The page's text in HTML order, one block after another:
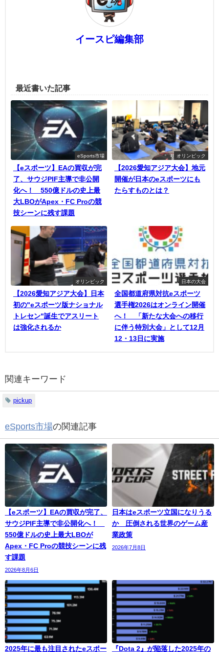
イースピ編集部
最近書いた記事
eSports市場
【eスポーツ】EAの買収が完
了、サウジPIF主導で非公開
化へ！ 550億ドルの史上最
大LBOがApex・FC Proの競
技シーンに残す課題
オリンピック
【2026愛知アジア大会】地元
開催が日本のeスポーツにも
たらすものとは？
オリンピック
【2026愛知アジア大会】日本
初の"eスポーツ版ナショナル
トレセン"誕生でアスリート
は強化されるか
日本の大会
全国都道府県対抗eスポーツ
選手権2026はオンライン開催
へ！ 「新たな大会への移行
に伴う特別大会」として12月
12・13日に実施
関連キーワード
pickup
eSports市場の関連記事
【eスポーツ】EAの買収が完了、
サウジPIF主導で非公開化へ！
550億ドルの史上最大LBOが
Apex・FC Proの競技シーンに残
す課題
2026年8月6日
日本はeスポーツ立国になりうる
か 圧倒される世界のゲーム産
業政策
2026年7月8日
2025年に最も注目されたeスポー 『Dota 2』が陥落した2025年の